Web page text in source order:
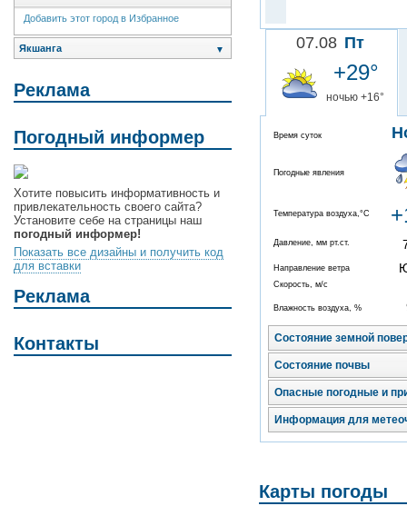
Добавить этот город в Избранное
Якшанга ▼
Реклама
Погодный информер
Хотите повысить информативность и
привлекательность своего сайта?
Установите себе на страницы наш
погодный информер!
Показать все дизайны и получить код
для вставки
Реклама
Контакты
07.08 Пт
+29°
ночью +16°
Время суток
Погодные явления
Температура воздуха,°C
Давление, мм рт.ст.
Направление ветра
Скорость, м/с
Влажность воздуха, %
Состояние земной
Состояние почвы
Опасные погодные и
Информация для
Карты погоды